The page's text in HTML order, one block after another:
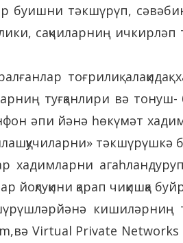
буишни тәкшүрүп,
сақчиларниң
тоғрилиқ алақидақ
туғқанлири вә
әпи йәнә һөкүмәт
тәкшүрүшкә
хадимларни
қарап чиқишқа
кишиләрниң
Virtual Private Networks